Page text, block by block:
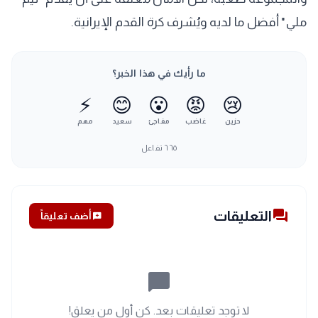
ملي" أفضل ما لديه ويُشرف كرة القدم الإيرانية.
ما رأيك في هذا الخبر؟
😢
حزين
😡
غاضب
😮
مفاجئ
😊
سعيد
⚡
مهم
٦٦٥ تفاعل
forumالتعليقات add_commentأضف تعليقاً
chat_bubble_outline
لا توجد تعليقات بعد. كن أول من يعلق!